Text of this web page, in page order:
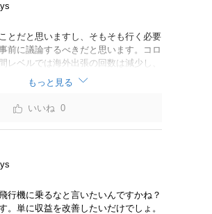
とだと思いますし、そもそも行く必要
前に議論するべきだと思います。コロ
レベルでは海外出張の回数は減少し、
り取りするのが普通になっています
金を使うなら費用対効果をキチンと周
して下さい。
もっと見る
0
行機に乗るなと言いたいんですかね？
。単に収益を改善したいだけでしょ。